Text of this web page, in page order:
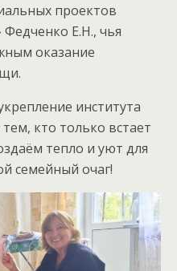
проектов
Е.Н., чья
оказание
института
кто только встает
тепло и уют для
семейный очаг!